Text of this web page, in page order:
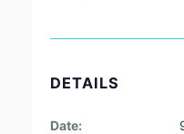
DETAILS
Date: